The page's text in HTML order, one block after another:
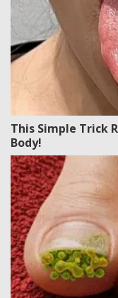
This Simple Trick
Body!